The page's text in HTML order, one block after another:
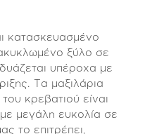
κατασκευασμένο
ξύλο σε
υπέροχα με
Τα μαξιλάρια
κρεβατιού είναι
μεγάλη ευκολία σε
το επιτρέπει,